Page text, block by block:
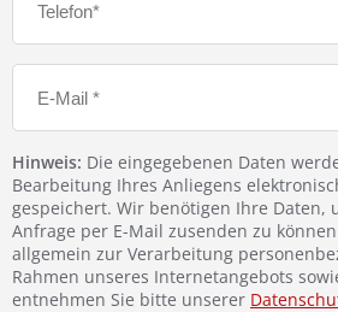
Hinweis: Die eingegebenen Daten
Bearbeitung Ihres Anliegens
gespeichert. Wir benötigen Ihre Daten,
Anfrage per E-Mail zusenden zu
allgemein zur Verarbeitung
Rahmen unseres Internetangebots
entnehmen Sie bitte unserer